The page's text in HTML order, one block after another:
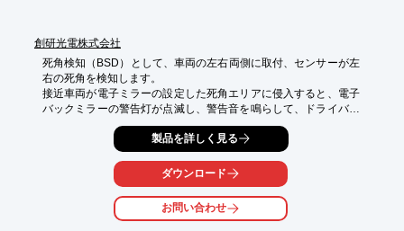
創研光電株式会社
死角検知（BSD）として、車両の左右両側に取付、センサーが左
右の死角を検知します。
接近車両が電子ミラーの設定した死角エリアに侵入すると、電子
バックミラーの警告灯が点滅し、警告音を鳴らして、ドライバー
に注意を知らせます。
製品を詳しく見る
ダウンロード
お問い合わせ